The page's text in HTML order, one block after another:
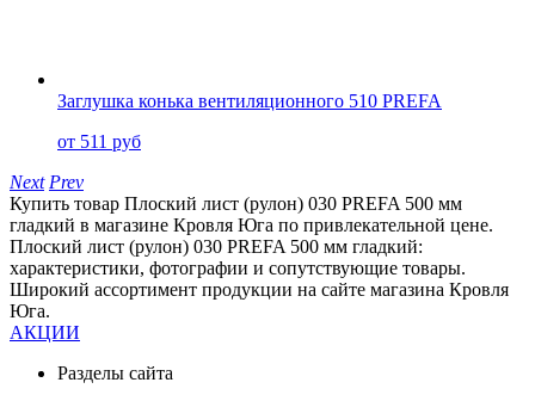
Заглушка конька вентиляционного 510 PREFA
от 511 руб
Next Prev
Купить товар Плоский лист (рулон) 030 PREFA 500 мм
гладкий в магазине Кровля Юга по привлекательной цене.
Плоский лист (рулон) 030 PREFA 500 мм гладкий:
характеристики, фотографии и сопутствующие товары.
Широкий ассортимент продукции на сайте магазина Кровля
Юга.
АКЦИИ
Разделы сайта